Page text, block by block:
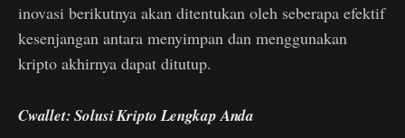
inovasi berikutnya akan ditentukan oleh seberapa efektif
kesenjangan antara menyimpan dan menggunakan
kripto akhirnya dapat ditutup.
Cwallet: Solusi Kripto Lengkap Anda